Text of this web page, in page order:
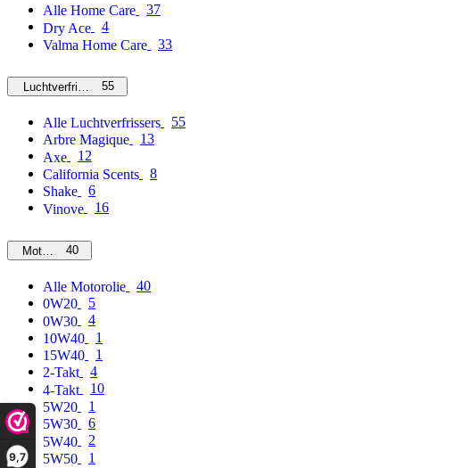
9,7
Alle Home Care
37
Dry Ace
4
Valma Home Care
33
Luchtverfrissers55
Alle Luchtverfrissers
55
Arbre Magique
13
Axe
12
California Scents
8
Shake
6
Vinove
16
Motorolie40
Alle Motorolie
40
0W20
5
0W30
4
10W40
1
15W40
1
2-Takt
4
4-Takt
10
5W20
1
5W30
6
5W40
2
5W50
1